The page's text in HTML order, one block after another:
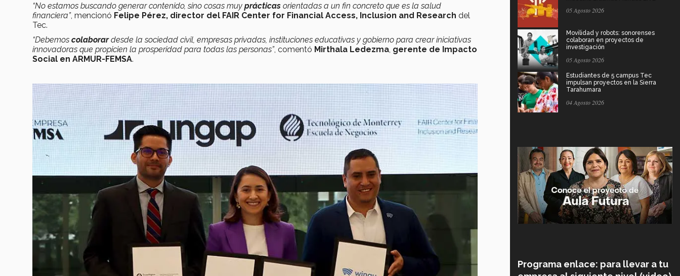
“No estamos buscando generar contenido, sino cosas muy prácticas orientadas a un fin concreto que es la salud
financiera”, mencionó Felipe Pérez, director del FAIR Center for Financial Access, Inclusion and Research del
Tec.
“Debemos colaborardesde la sociedad civil, empresas privadas, instituciones educativas y gobierno para crear iniciativas
innovadoras que propicien la prosperidad para todas las personas”, comentó Mirthala Ledezma gerente de Impacto
Social en ARMUR-FEMSA.
05 Agosto 2026
Movilidad y robots: sonorenses
colaboran en proyectos de
investigación
05 Agosto 2026
Estudiantes de 5 campus Tec
impulsan proyectos en la Sierra
Tarahumara
04 Agosto 2026
Programa enlace: para llevar a tu